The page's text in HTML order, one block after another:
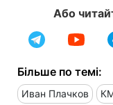
Або
Більше по темі:
Иван Плачков